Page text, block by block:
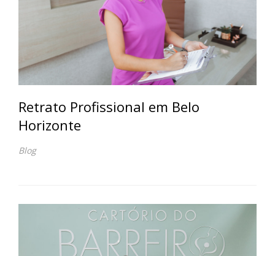
Retrato Profissional em Belo
Horizonte
Blog